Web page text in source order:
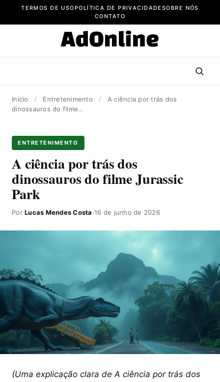
TERMOS DE USOPOLÍTICA DE PRIVACIDADE SOBRE NÓS
CONTATO
Início / Entretenimento /
A ciência por trás dos
dinossauros do filme…
ENTRETENIMENTO
A ciência por trás dos
dinossauros do filme Jurassic
Park
PorLucas Mendes Costa·16 de junho de 2026
(Uma explicação clara de A ciência por trás dos